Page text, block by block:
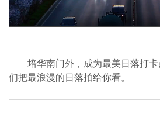
培华南门外，成为最美日落打
们把最浪漫的日落拍给你看。